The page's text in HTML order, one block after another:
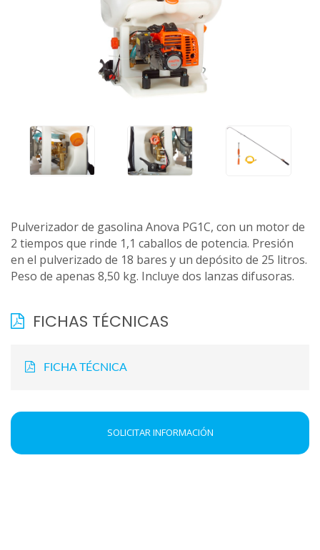
Pulverizador de gasolina Anova PG1C, con un motor de
2 tiempos que rinde 1,1 caballos de potencia. Presión
en el pulverizado de 18 bares y un depósito de 25 litros.
Peso de apenas 8,50 kg. Incluye dos lanzas difusoras.
FICHAS TÉCNICAS
FICHA TÉCNICA
SOLICITAR INFORMACIÓN